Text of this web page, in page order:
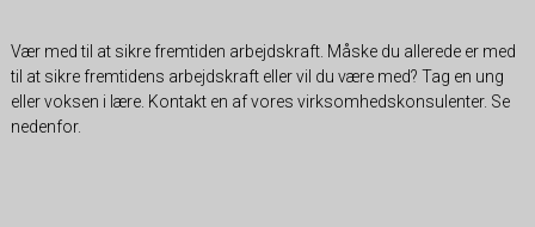
Vær med til at sikre fremtiden arbejdskraft. Måske du allerede er med
til at sikre fremtidens arbejdskraft eller vil du være med? Tag en ung
eller voksen i lære. Kontakt en af vores virksomhedskonsulenter. Se
nedenfor.